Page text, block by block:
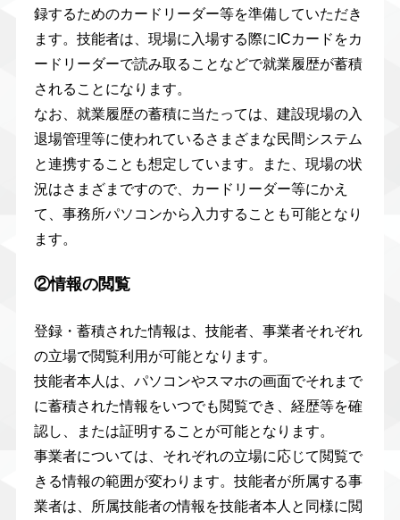
録するためのカードリーダー等を準備していただき
ます。技能者は、現場に入場する際にICカードをカ
ードリーダーで読み取ることなどで就業履歴が蓄積
されることになります。
なお、就業履歴の蓄積に当たっては、建設現場の入
退場管理等に使われているさまざまな民間システム
と連携することも想定しています。また、現場の状
況はさまざまですので、カードリーダー等にかえ
て、事務所パソコンから入力することも可能となり
ます。
②情報の閲覧
登録・蓄積された情報は、技能者、事業者それぞれ
の立場で閲覧利用が可能となります。
技能者本人は、パソコンやスマホの画面でそれまで
に蓄積された情報をいつでも閲覧でき、経歴等を確
認し、または証明することが可能となります。
事業者については、それぞれの立場に応じて閲覧で
きる情報の範囲が変わります。技能者が所属する事
業者は、所属技能者の情報を技能者本人と同様に閲